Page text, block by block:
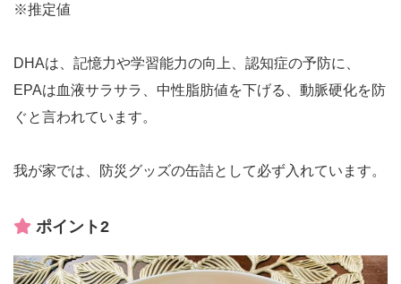
※推定値
DHAは、記憶力や学習能力の向上、認知症の予防に、
EPAは血液サラサラ、中性脂肪値を下げる、動脈硬化を防
ぐと言われています。
我が家では、防災グッズの缶詰として必ず入れています。
ポイント2